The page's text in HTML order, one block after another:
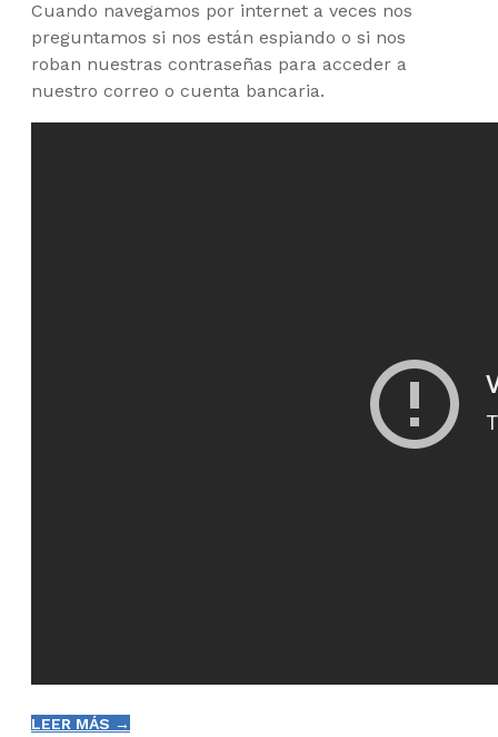
Cuando navegamos por internet a veces nos
preguntamos si nos están espiando o si nos
roban nuestras contraseñas para acceder a
nuestro correo o cuenta bancaria.
LEER MÁS →